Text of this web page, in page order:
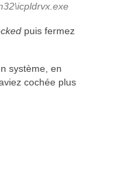
puis fermez
système, en
cochée plus